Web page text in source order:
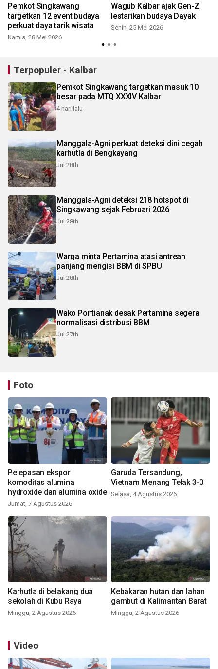
Pemkot Singkawang
targetkan 12 event budaya
perkuat daya tarik wisata
Kamis, 28 Mei 2026
Wagub Kalbar ajak Gen-Z
lestarikan budaya Dayak
Senin, 25 Mei 2026
Terpopuler - Kalbar
Pemkot Singkawang targetkan masuk 10
besar pada MTQ XXXIV Kalbar
4 hari lalu
Manggala-Agni perkuat deteksi dini cegah
karhutla di Bengkayang
Jul 28th
Manggala-Agni deteksi 218 hotspot di
Singkawang sejak Februari 2026
Jul 28th
Warga minta Pertamina atasi antrean
panjang mengisi BBM di SPBU
Jul 28th
Wako Pontianak desak Pertamina segera
normalisasi distribusi BBM
Jul 27th
Foto
Pelepasan ekspor
komoditas alumina
hydroxide dan alumina oxide
Jumat, 7 Agustus 2026
Garuda Tersandung,
Vietnam Menang Telak 3-0
Selasa, 4 Agustus 2026
Karhutla di belakang dua
sekolah di Kubu Raya
Minggu, 2 Agustus 2026
Kebakaran hutan dan lahan
gambut di Kalimantan Barat
Minggu, 2 Agustus 2026
Video